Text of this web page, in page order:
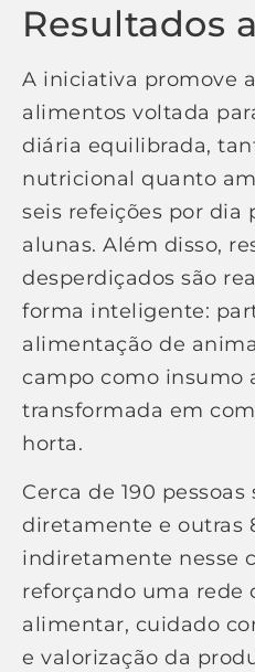
Resultados
A iniciativa promove
alimentos voltada
diária equilibrada,
nutricional quanto
seis refeições por dia
alunas. Além disso,
desperdiçados são
forma inteligente:
alimentação de
campo como insumo
transformada em
horta.
Cerca de 190
diretamente e outras
indiretamente nesse
reforçando uma rede
alimentar, cuidado
e valorização da